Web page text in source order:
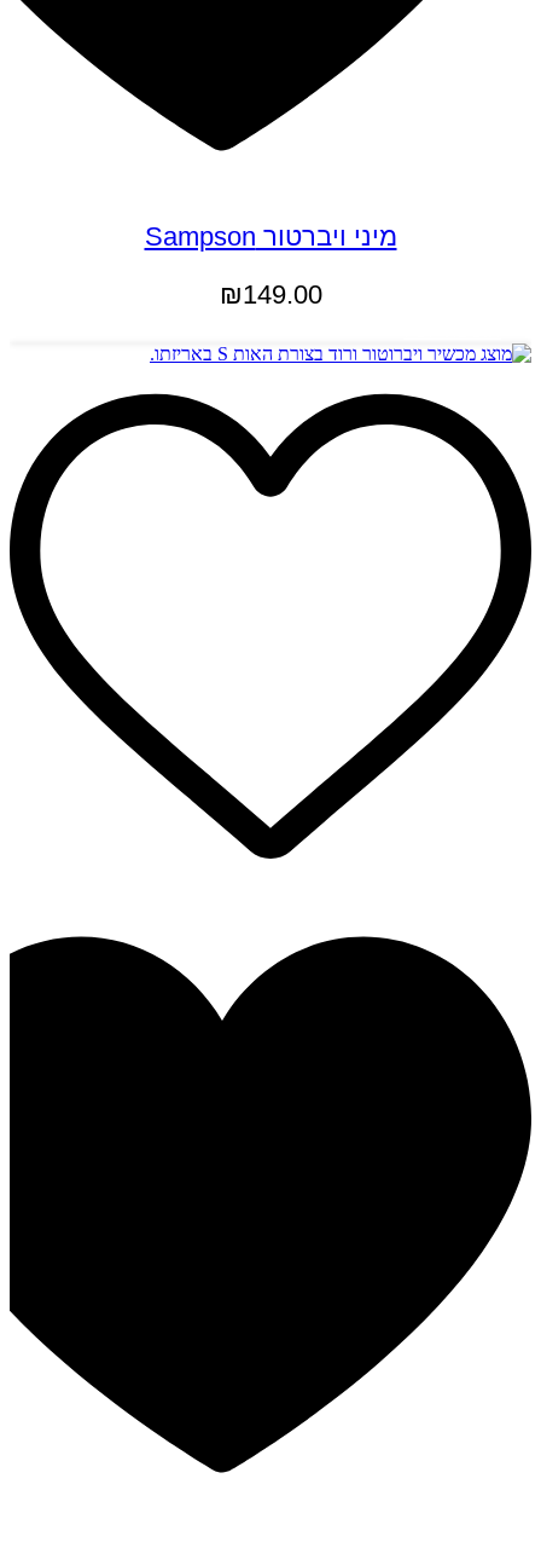
מיני ויברטור Sampson
₪149.00